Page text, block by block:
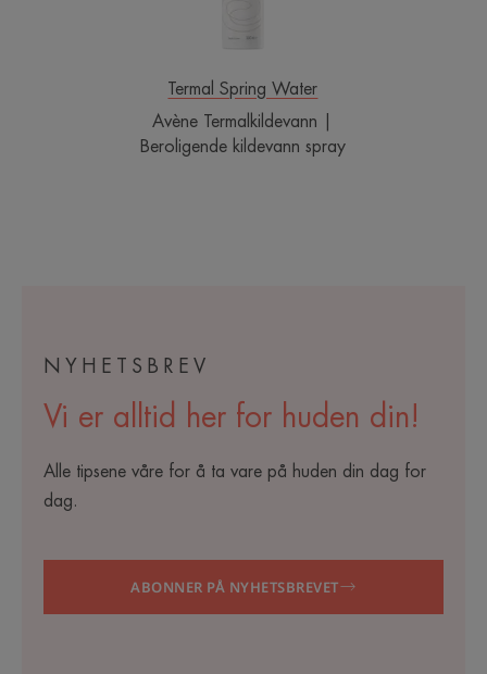
Termal Spring Water
Avène Termalkildevann |
Beroligende kildevann spray
NYHETSBREV
Vi er alltid her for huden din!
Alle tipsene våre for å ta vare på huden din dag for
dag.
ABONNER PÅ NYHETSBREVET